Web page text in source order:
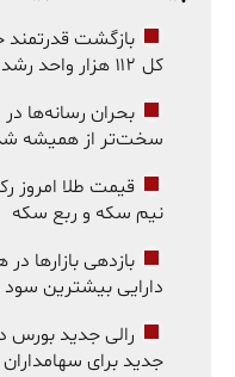
بازگشت
کل ۱۱۲ هزار واحد رشد کرد
بحران رسانه‌ها
سخت‌تر از همیشه
قیمت طلا امروز
نیم سکه و ربع سکه
دارایی بیشترین سود
رالی جدید بورس
جدید برای